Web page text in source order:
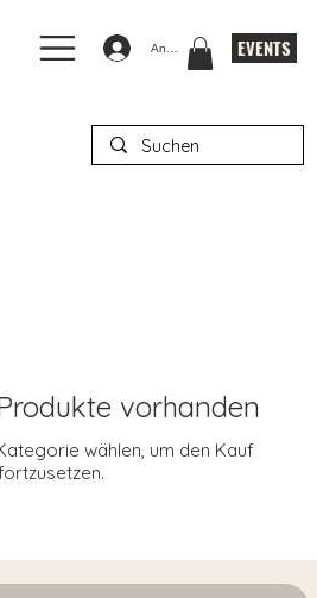
EVENTS
Anmelden
vorhanden
wählen, um den Kauf